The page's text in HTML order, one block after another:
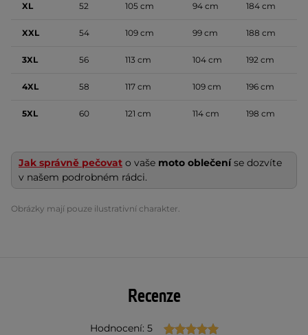
XL 52 105 cm 94 cm 184 cm
XXL 54 109 cm 99 cm 188 cm
3XL 56 113 cm 104 cm 192 cm
4XL 58 117 cm 109 cm 196 cm
5XL 60 121 cm 114 cm 198 cm
Jak správně pečovat o vaše moto oblečeníse dozvíte
v našem podrobném rádci.
Obrázky mají pouze ilustrativní charakter.
Recenze
Hodnocení: 5